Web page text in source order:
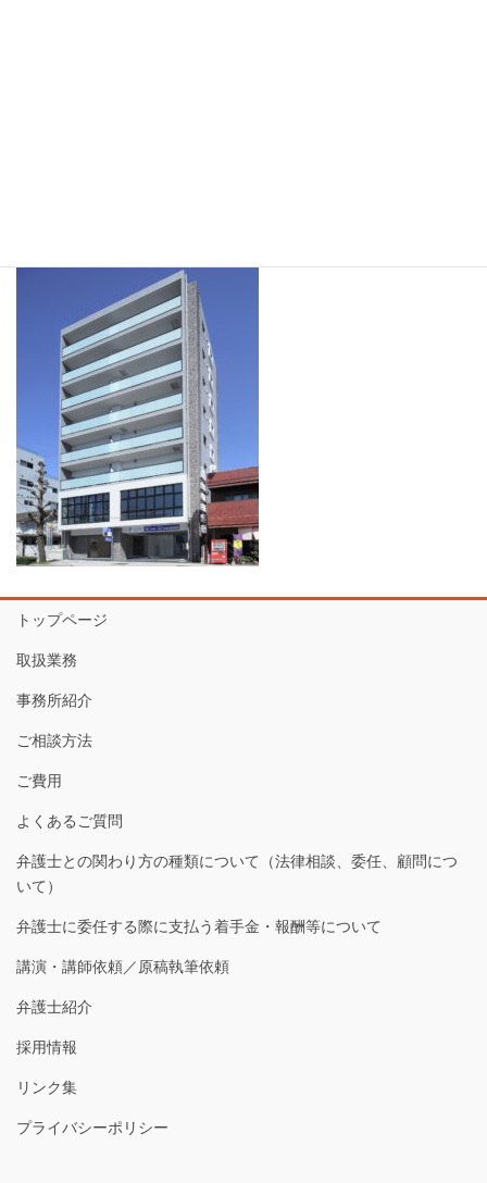
トップページ
取扱業務
事務所紹介
ご相談方法
ご費用
よくあるご質問
弁護士との関わり方の種類について（法律相談、委任、顧問につ
いて）
弁護士に委任する際に支払う着手金・報酬等について
講演・講師依頼／原稿執筆依頼
弁護士紹介
採用情報
リンク集
プライバシーポリシー